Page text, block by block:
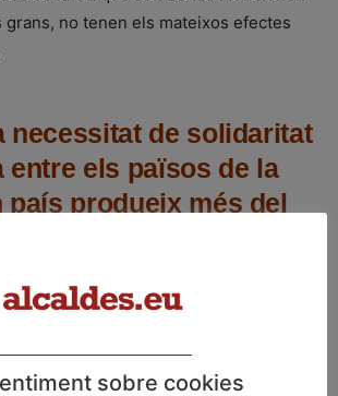
grans, no tenen els mateixos efectes
necessitat de solidaritat
entre els països de la
país produeix més del
sinó des d’un
sobre cookies